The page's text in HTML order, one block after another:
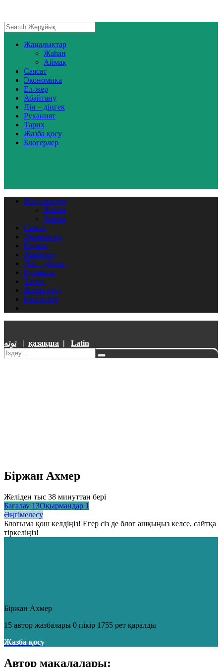
Жаңалықтар
Жаһан
Аймақ
Саясат
Экономика
Ел-жер
Абайтану
Дін – діңгек
Руханият
Тарих
Жазба қосу
Блогерлер
Жаңалықтар
Жаһан
Аймақ
Саясат
Экономика
Ел-жер
Абайтану
Дін – діңгек
Руханият
Тарих
Жазба қосу
Блогерлер
توتە| қазақша | Latin
Бiржан Ахмер
Желіден тыс 38 минуттан бері
Бағалау 13Оқырмандар 1
Әңгімелесу
Блогыма қош келдіңіз! Егер сіз де блог ашқыңыз келсе, сайтқа
тіркеліңіз!
Бiржан Ахмер
15 автор жазбалары 0 пікір 1755 рет қаралды
Жазба қосу
Автор мақалалары: